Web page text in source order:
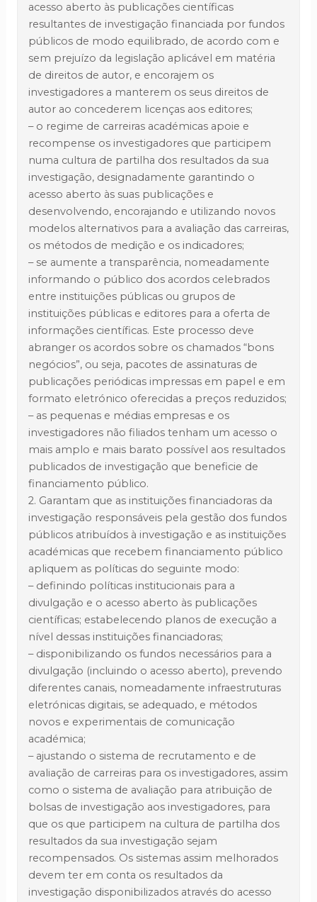
acesso aberto às publicações científicas
resultantes de investigação financiada por fundos
públicos de modo equilibrado, de acordo com e
sem prejuízo da legislação aplicável em matéria
de direitos de autor, e encorajem os
investigadores a manterem os seus direitos de
autor ao concederem licenças aos editores;
– o regime de carreiras académicas apoie e
recompense os investigadores que participem
numa cultura de partilha dos resultados da sua
investigação, designadamente garantindo o
acesso aberto às suas publicações e
desenvolvendo, encorajando e utilizando novos
modelos alternativos para a avaliação das carreiras,
os métodos de medição e os indicadores;
– se aumente a transparência, nomeadamente
informando o público dos acordos celebrados
entre instituições públicas ou grupos de
instituições públicas e editores para a oferta de
informações científicas. Este processo deve
abranger os acordos sobre os chamados “bons
negócios”, ou seja, pacotes de assinaturas de
publicações periódicas impressas em papel e em
formato eletrónico oferecidas a preços reduzidos;
– as pequenas e médias empresas e os
investigadores não filiados tenham um acesso o
mais amplo e mais barato possível aos resultados
publicados de investigação que beneficie de
financiamento público.
2. Garantam que as instituições financiadoras da
investigação responsáveis pela gestão dos fundos
públicos atribuídos à investigação e as instituições
académicas que recebem financiamento público
apliquem as políticas do seguinte modo:
– definindo políticas institucionais para a
divulgação e o acesso aberto às publicações
científicas; estabelecendo planos de execução a
nível dessas instituições financiadoras;
– disponibilizando os fundos necessários para a
divulgação (incluindo o acesso aberto), prevendo
diferentes canais, nomeadamente infraestruturas
eletrónicas digitais, se adequado, e métodos
novos e experimentais de comunicação
académica;
– ajustando o sistema de recrutamento e de
avaliação de carreiras para os investigadores, assim
como o sistema de avaliação para atribuição de
bolsas de investigação aos investigadores, para
que os que participem na cultura de partilha dos
resultados da sua investigação sejam
recompensados. Os sistemas assim melhorados
devem ter em conta os resultados da
investigação disponibilizados através do acesso